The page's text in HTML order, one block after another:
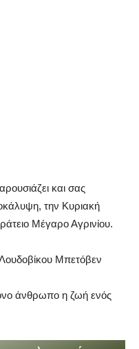
και σας
την Κυριακή
Μέγαρο Αγρινίου.
Μπετόβεν
άνθρωπο η ζωή ενός